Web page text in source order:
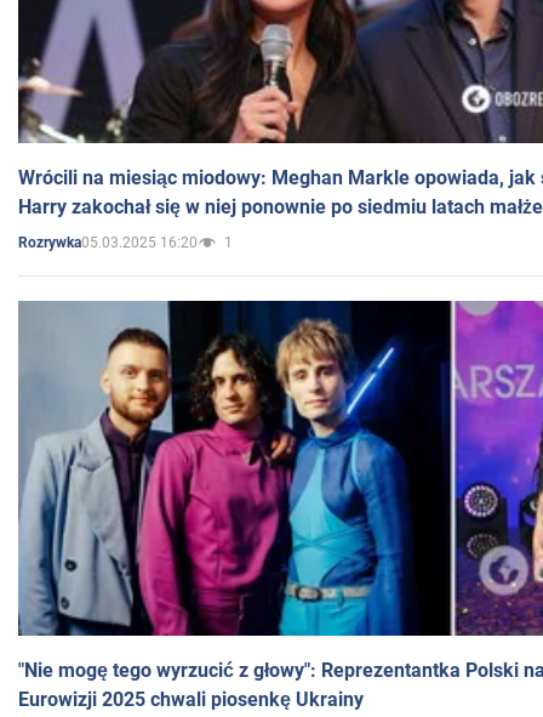
Wrócili na miesiąc miodowy: Meghan Markle opowiada, jak
Harry zakochał się w niej ponownie po siedmiu latach
Rozrywka05.03.2025 16:20 1
"Nie mogę tego wyrzucić z głowy": Reprezentantka Polski
Eurowizji 2025 chwali piosenkę Ukrainy